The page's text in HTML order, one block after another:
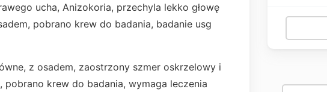
ucha, Anizokoria, przechyla lekko głowę
pobrano krew do badania, badanie usg
z osadem, zaostrzony szmer oskrzelowy i
krew do badania, wymaga leczenia